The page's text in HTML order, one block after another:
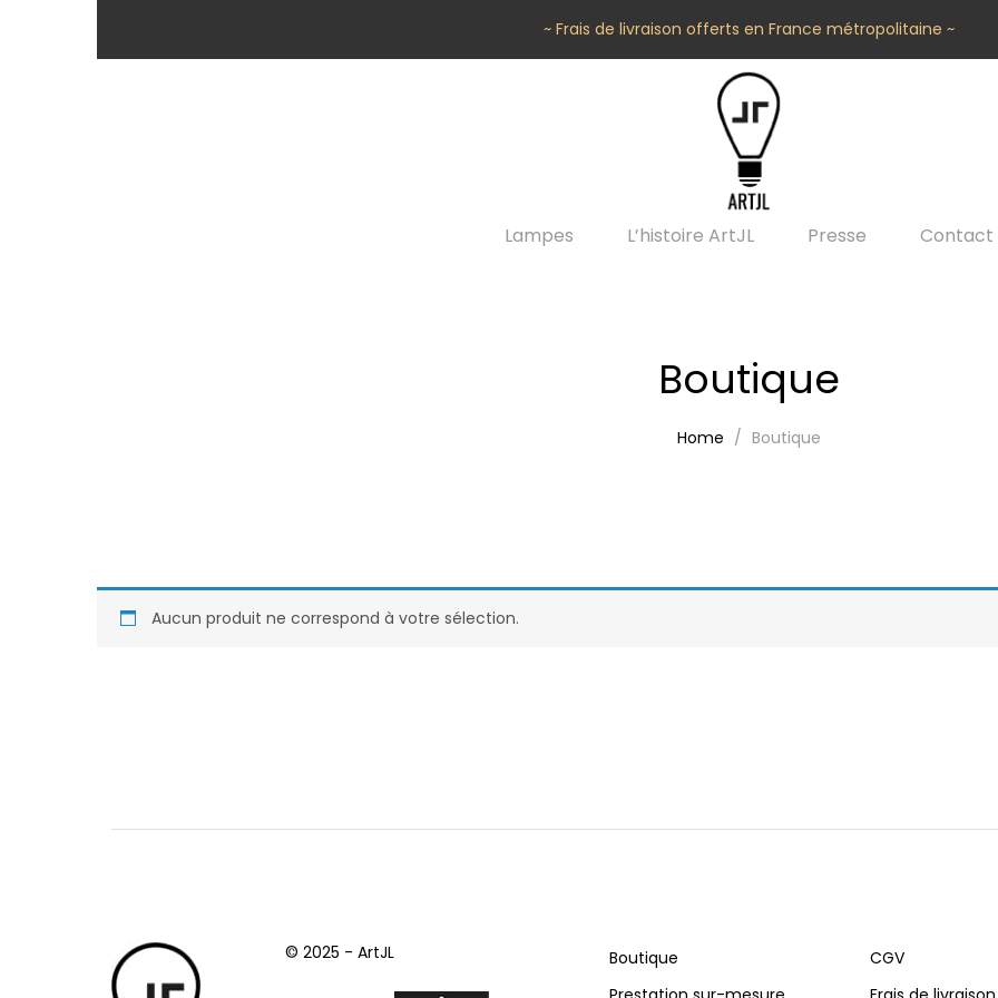
~ Frais de livraison offerts en France métropolitaine ~
Lampes L’histoire ArtJL Presse Contact
Boutique
Home Boutique
Aucun produit ne correspond à votre sélection.
© 2025 - ArtJL
Boutique
CGV